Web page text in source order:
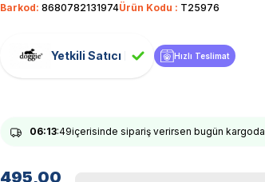
Barkod: 8680782131974Ürün Kodu : T25976
Yetkili Satıcı Hızlı Teslimat
06:13:48içerisinde sipariş verirsen bugün kargoda
495,00